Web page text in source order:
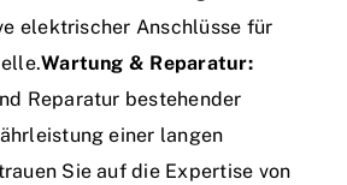
elektrischer Anschlüsse für
Wartung & Reparatur:
Reparatur bestehender
einer langen
Sie auf die Expertise von